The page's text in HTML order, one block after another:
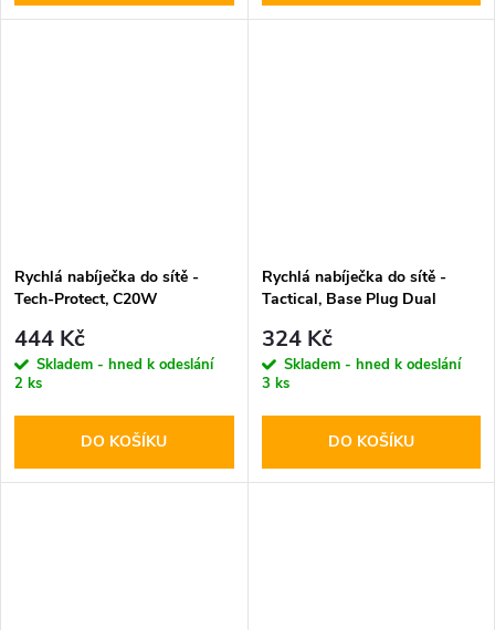
Rychlá nabíječka do sítě -
Tech-Protect, C20W
Lightning kabel
444 Kč
Skladem - hned k odeslání
2 ks
DO KOŠÍKU
Rychlá nabíječka do sítě -
Tactical, Base Plug Dual
324 Kč
Skladem - hned k odeslání
3 ks
DO KOŠÍKU